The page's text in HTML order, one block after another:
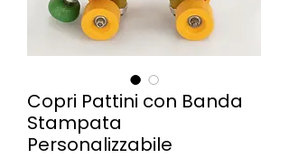
Copri Pattini con Banda
Stampata
Personalizzabile